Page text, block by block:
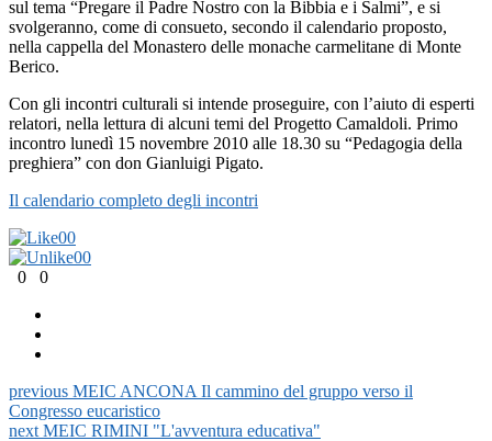
sul tema “Pregare il Padre Nostro con la Bibbia e i Salmi”, e si
svolgeranno, come di consueto, secondo il calendario proposto,
nella cappella del Monastero delle monache carmelitane di Monte
Berico.
Con gli incontri culturali si intende proseguire, con l’aiuto di esperti
relatori, nella lettura di alcuni temi del Progetto Camaldoli. Primo
incontro lunedì 15 novembre 2010 alle 18.30 su “Pedagogia della
preghiera” con don Gianluigi Pigato.
Il calendario completo degli incontri
00
00
0
0
previous MEIC ANCONA Il cammino del gruppo verso il
Congresso eucaristico
next MEIC RIMINI "L'avventura educativa"